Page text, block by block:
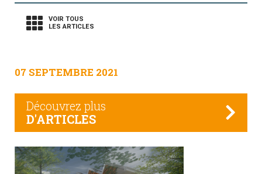
VOIR TOUS
LES ARTICLES
07 SEPTEMBRE 2021
Découvrez plus
D'ARTICLES